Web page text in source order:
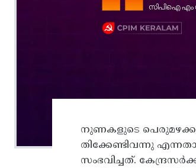
നുണകളുടെ
തിക്കേണ്ടിവന്നു
സംഭവിച്ചത്.